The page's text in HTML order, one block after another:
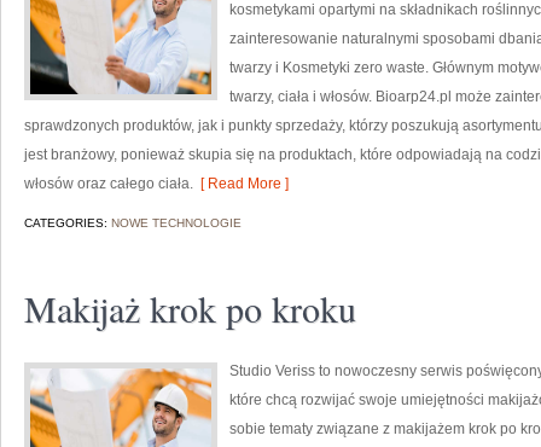
kosmetykami opartymi na składnikach
zainteresowanie naturalnymi sposobami
twarzy i Kosmetyki zero waste. Głównym
twarzy, ciała i włosów. Bioarp24.pl może
sprawdzonych produktów, jak i punkty sprzedaży, którzy poszukują
jest branżowy, ponieważ skupia się na produktach, które odpowiadają na
włosów oraz całego ciała. [ Read More ]
CATEGORIES: NOWE TECHNOLOGIE
Makijaż krok po kroku
Studio Veriss to nowoczesny serwis
które chcą rozwijać swoje umiejętności
sobie tematy związane z makijażem krok po